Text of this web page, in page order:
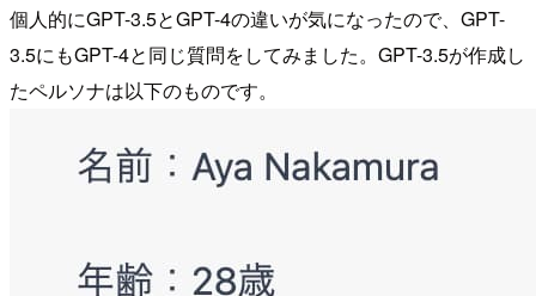
個人的にGPT-3.5とGPT-4の違いが気になったので、GPT-
3.5にもGPT-4と同じ質問をしてみました。GPT-3.5が作成し
たペルソナは以下のものです。